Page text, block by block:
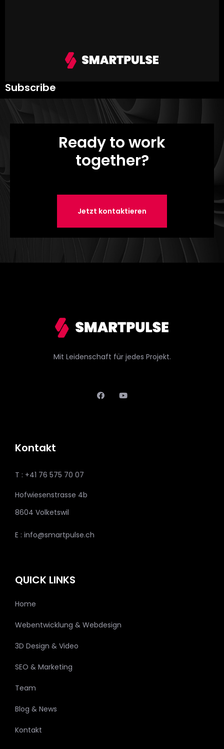
Subscribe
Ready to work
together?
Jetzt kontaktieren
Mit Leidenschaft für jedes Projekt.
Kontakt
T : +41 76 575 70 07
Hofwiesenstrasse 4b
8604 Volketswil
E : info@smartpulse.ch
QUICK LINKS
Home
Webentwicklung & Webdesign
3D Design & Video
SEO & Marketing
Team
Blog & News
Kontakt